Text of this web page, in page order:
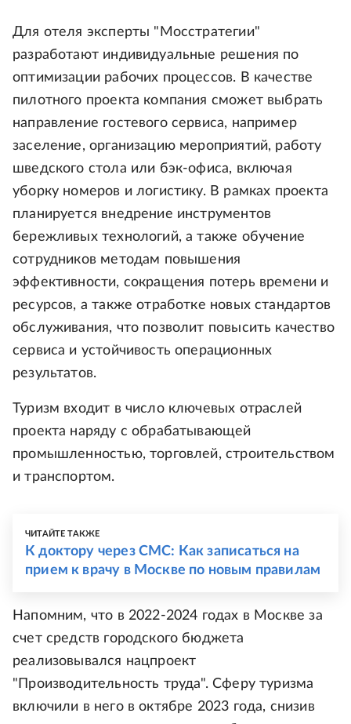
Для отеля эксперты "Мосстратегии"
разработают индивидуальные решения по
оптимизации рабочих процессов. В качестве
пилотного проекта компания сможет выбрать
направление гостевого сервиса, например
заселение, организацию мероприятий, работу
шведского стола или бэк-офиса, включая
уборку номеров и логистику. В рамках проекта
планируется внедрение инструментов
бережливых технологий, а также обучение
сотрудников методам повышения
эффективности, сокращения потерь времени и
ресурсов, а также отработке новых стандартов
обслуживания, что позволит повысить качество
сервиса и устойчивость операционных
результатов.
Туризм входит в число ключевых отраслей
проекта наряду с обрабатывающей
промышленностью, торговлей, строительством
и транспортом.
ЧИТАЙТЕ ТАКЖЕ
К доктору через СМС: Как записаться на
прием к врачу в Москве по новым правилам
Напомним, что в 2022-2024 годах в Москве за
счет средств городского бюджета
реализовывался нацпроект
"Производительность труда". Сферу туризма
включили в него в октябре 2023 года, снизив